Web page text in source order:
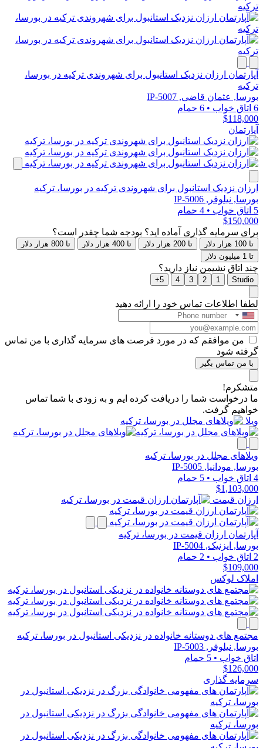
آپارتمان ارزان نزدیک استانبول برای شهروندی ترکیه در بورسا،
ترکیه
بورسا, عثمان قاضی, IP-5007
6 اتاق خواب
• 6 حمام
$118,000
آپارتمان
ارزان نزدیک استانبول برای شهروندی ترکیه در بورسا، ترکیه
بورسا, نیلوفر, IP-5006
5 اتاق خواب
• 4 حمام
$150,000
برای سرمایه گذاری آماده اید؟ بودجه شما چقدر است؟
تا 100 هزار دلار تا 200 هزار دلار تا 400 هزار دلار
تا 800 هزار دلار
تا 1 میلیون دلار
چند اتاق نشیمن نیاز دارید؟
Studio
1
2
3
4
5+
لطفا اطلاعات تماس خود را ارائه دهید
من موافقم که در مورد فرصت های سرمایه گذاری با من تماس
گرفته شود
با من تماس بگیر
متشکرم!
ما درخواست شما را دریافت کرده ایم و به زودی با شما تماس
خواهیم گرفت.
ویلا
ویلاهای مجلل در بورسا، ترکیه
بورسا, مودانیا, IP-5005
4 اتاق خواب
• 5 حمام
$1,103,000
ارزان قیمت
آپارتمان ارزان قیمت در بورسا، ترکیه
بورسا, ایزنیک, IP-5004
2 اتاق خواب
• 2 حمام
$109,000
املاک لوکس
مجتمع های دوستانه خانواده در نزدیکی استانبول در بورسا، ترکیه
بورسا, نیلوفر, IP-5003
اتاق خواب • 5 حمام
$126,000
سرمایه گذاری